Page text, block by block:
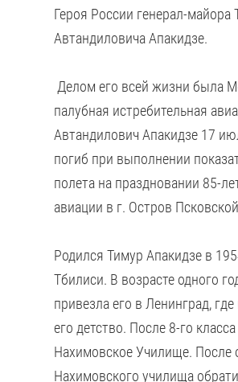
Героя России генерал-майора
Автандиловича Апакидзе.
Делом его всей жизни была
палубная истребительная
Автандилович Апакидзе 17
погиб при выполнении
полета на праздновании 85-
авиации в г. Остров
Родился Тимур Апакидзе в
Тбилиси. В возрасте одного
привезла его в Ленинград,
его детство. После 8-го
Нахимовское Училище. После
Нахимовского училища